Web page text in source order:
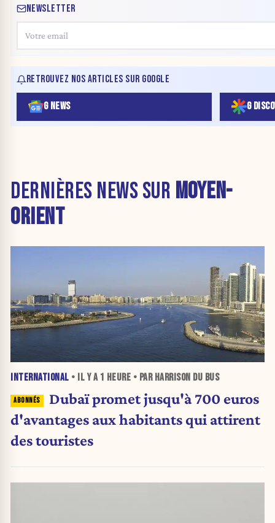
NEWSLETTER
RETROUVEZ NOS ARTICLES SUR GOOGLE
G NEWS G
DERNIÈRES NEWS SUR MOYEN-
ORIENT
INTERNATIONAL • IL Y A 1 HEURE • PAR HARRISON DU BUS
Dubaï promet jusqu'à 700 euros
d'avantages aux habitants qui attirent
des touristes